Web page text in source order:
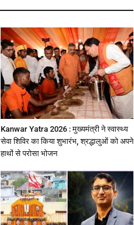
Kanwar Yatra 2026 : मुख्यमंत्री ने स्वास्थ्य
सेवा शिविर का किया शुभारंभ, श्रद्धालुओं को अपने
हाथों से परोसा भोजन